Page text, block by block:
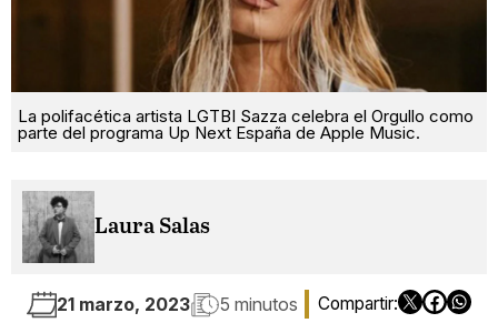
La polifacética artista LGTBI Sazza celebra el Orgullo como
parte del programa Up Next España de Apple Music.
Laura Salas
21 marzo, 2023 5 minutos